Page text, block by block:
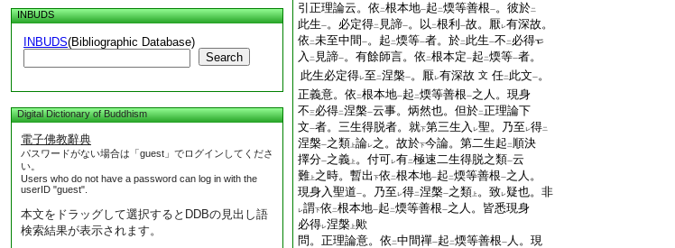
INBUDS
INBUDS(Bibliographic Database)
Search
Digital Dictionary of Buddhism
電子佛教辭典
パスワードがない場合は「guest」でログインしてくださ
い。
Users who do not have a password can log in with the
userID "guest".
本文をドラッグして選択するとDDBの見出し語
検索結果が表示されます。
引正理論云。依 二根本地一起 二煗等善根一。彼於二
此生一。必定得二 見諦一。以 二根利 一故。厭レ有深故。
依 二未至中間 一。起 二煗等一者。於二 此生一不 二 必得
入 二 見諦一。有餘師言。依 二根本定一起 二煗等一者。
此生必定得レ至 二涅槃一。厭レ有深故 文 任二 此文一。
正義意。依 二根本地一起 二煗等善根一之人。現身
不三必得二涅槃一云事。炳然也。但於二正理論下
文一者。三生得脱者。就下第三生入 レ聖。乃至 レ得二
涅槃一之類 上論レ之。故於下今論。第二生起 二 順決
擇分一之義 上 。付可レ有二極速二生得脱之類一云
難 上 之時。暫出 下依 二根本地一起 二煗等善根一之人。
現身入聖道一。乃至 レ得二涅槃一之類 上 。致レ疑也。非
レ謂下依 二根本地一起 二煗等善根一之人。皆悉現身
必得レ涅槃 上歟
問。正理論意。依 二中間禪一起 二煗等善根一 人。現